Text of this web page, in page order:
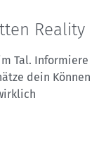
Reality
Tal. Informiere
dein Können